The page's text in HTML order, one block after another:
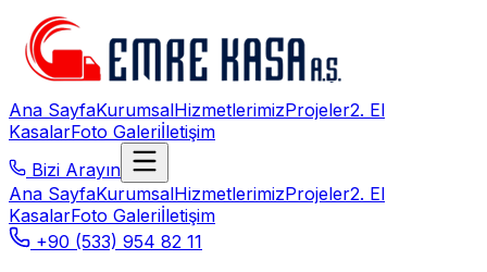
Ana SayfaKurumsalHizmetlerimizProjeler2. El
KasalarFoto Galeriİletişim
Bizi Arayın
Ana SayfaKurumsalHizmetlerimizProjeler2. El
KasalarFoto Galeriİletişim
+90 (533) 954 82 11